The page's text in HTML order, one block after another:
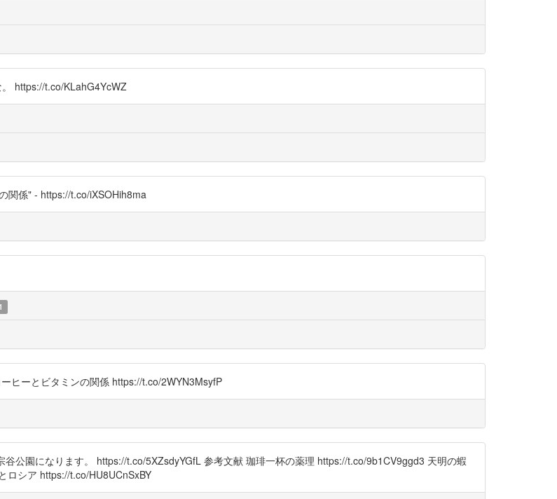
https://t.co/KLahG4YcWZ
関係" - https://t.co/iXSOHih8ma
ヒーとビタミンの関係 https://t.co/2WYN3MsyfP
公園になります。 https://t.co/5XZsdyYGfL 参考文献 珈琲一杯の薬理 https://t.co/9b1CV9ggd3 天明の蝦
ロシア https://t.co/HU8UCnSxBY